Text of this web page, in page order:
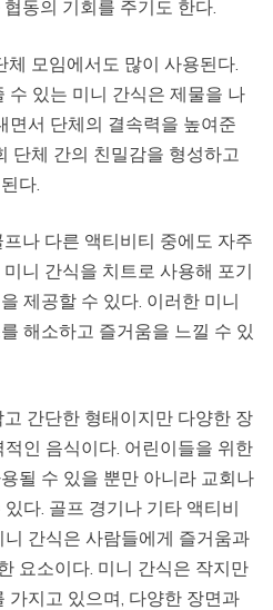
동의 기회를 주기도 한다.
체 모임에서도 많이 사용된다.
수 있는 미니 간식은 제물을 나
면서 단체의 결속력을 높여준
단체 간의 친밀감을 형성하고
다.
나 다른 액티비티 중에도 자주
니 간식을 치트로 사용해 포기
제공할 수 있다. 이러한 미니
해소하고 즐거움을 느낄 수 있
간단한 형태이지만 다양한 장
인 음식이다. 어린이들을 위한
될 수 있을 뿐만 아니라 교회나
다. 골프 경기나 기타 액티비
간식은 사람들에게 즐거움과
요소이다. 미니 간식은 작지만
가지고 있으며, 다양한 장면과